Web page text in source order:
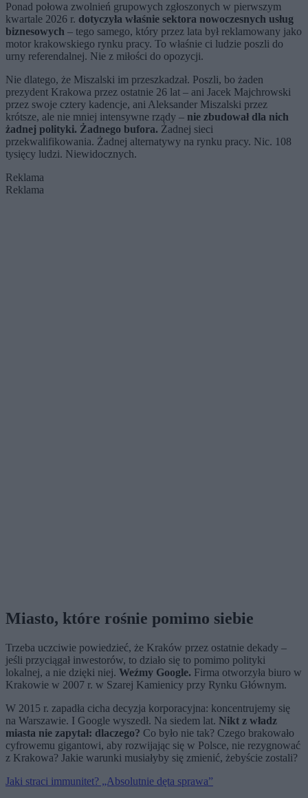
Ponad połowa zwolnień grupowych zgłoszonych w pierwszym
kwartale 2026 r. dotyczyła właśnie sektora nowoczesnych usług
biznesowych – tego samego, który przez lata był reklamowany jako
motor krakowskiego rynku pracy. To właśnie ci ludzie poszli do
urny referendalnej. Nie z miłości do opozycji.
Nie dlatego, że Miszalski im przeszkadzał. Poszli, bo żaden
prezydent Krakowa przez ostatnie 26 lat – ani Jacek Majchrowski
przez swoje cztery kadencje, ani Aleksander Miszalski przez
krótsze, ale nie mniej intensywne rządy – nie zbudował dla nich
żadnej polityki. Żadnego bufora. Żadnej sieci
przekwalifikowania. Żadnej alternatywy na rynku pracy. Nic. 108
tysięcy ludzi. Niewidocznych.
Reklama
Reklama
Miasto, które rośnie pomimo siebie
Trzeba uczciwie powiedzieć, że Kraków przez ostatnie dekady –
jeśli przyciągał inwestorów, to działo się to pomimo polityki
lokalnej, a nie dzięki niej. Weźmy Google. Firma otworzyła biuro w
Krakowie w 2007 r. w Szarej Kamienicy przy Rynku Głównym.
W 2015 r. zapadła cicha decyzja korporacyjna: koncentrujemy się
na Warszawie. I Google wyszedł. Na siedem lat. Nikt z władz
miasta nie zapytał: dlaczego? Co było nie tak? Czego brakowało
cyfrowemu gigantowi, aby rozwijając się w Polsce, nie rezygnować
z Krakowa? Jakie warunki musiałyby się zmienić, żebyście zostali?
Jaki straci immunitet? „Absolutnie dęta sprawa”